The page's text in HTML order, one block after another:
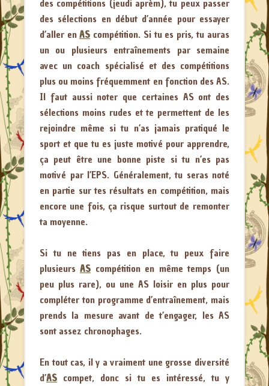
des compétitions (jeudi aprèm), tu peux passer
des sélections en début d’année pour essayer
d’aller enAS compétition. Si tu es pris, tu auras
un ou plusieurs entraînements par semaine
avec un coach spécialisé et des compétitions
plus ou moins fréquemment en fonction des AS.
Il faut aussi noter que certaines AS ont des
sélections moins rudes et te permettent de les
rejoindre même si tu n’as jamais pratiqué le
sport et que tu es juste motivé pour apprendre,
ça peut être une bonne piste si tu n’es pas
motivé par l’EPS. Généralement, tu seras noté
en partie sur tes résultats en compétition, mais
encore une fois, ça risque surtout de remonter
ta moyenne.
Si tu ne tiens pas en place, tu peux faire
plusieurs AS compétition en même temps (un
peu plus rare), ou une AS loisir en plus pour
compléter ton programme d’entraînement, mais
prends la mesure avant de t’engager, les AS
sont assez chronophages.
En tout cas, il y a vraiment une grosse diversité
d’AS compet, donc si tu es intéressé, tu y